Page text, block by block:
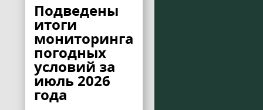
Подведены
итоги
мониторинга
погодных
условий за
июль 2026
года